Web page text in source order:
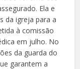
Ela e
da igreja para a
à comissão
em julho. No
da guarda do
garantem a